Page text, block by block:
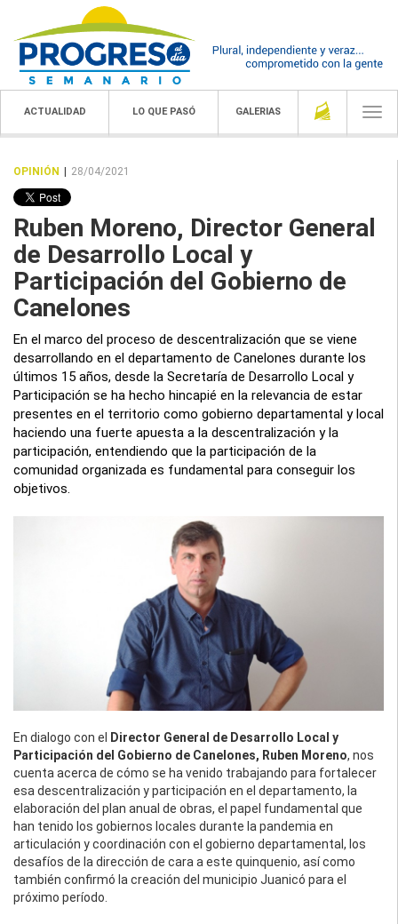
ACTUALIDAD LO QUE PASÓ GALERIAS
OPINIÓN | 28/04/2021
Ruben Moreno, Director General
de Desarrollo Local y
Participación del Gobierno de
Canelones
En el marco del proceso de descentralización que se viene
desarrollando en el departamento de Canelones durante los
últimos 15 años, desde la Secretaría de Desarrollo Local y
Participación se ha hecho hincapié en la relevancia de estar
presentes en el territorio como gobierno departamental y local
haciendo una fuerte apuesta a la descentralización y la
participación, entendiendo que la participación de la
comunidad organizada es fundamental para conseguir los
objetivos.
En dialogo con el
Director General de Desarrollo Local y
Participación del Gobierno de Canelones, Ruben Moreno, nos
cuenta acerca de cómo se ha venido trabajando para fortalecer
esa descentralización y participación en el departamento, la
elaboración del plan anual de obras, el papel fundamental que
han tenido los gobiernos locales durante la pandemia en
articulación y coordinación con el gobierno departamental, los
desafíos de la dirección de cara a este quinquenio, así como
también confirmó la creación del municipio Juanicó para el
próximo período.